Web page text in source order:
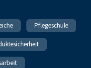
Pflegeschule